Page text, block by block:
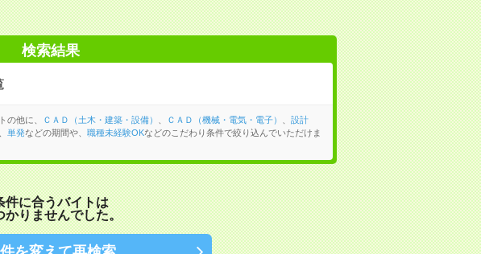
検索結果
の他に、 ＣＡＤ（土木・建築・設備） ＣＡＤ（機械・電気・電子）
設計
単発などの期間や、 職種未経験OKなどのこだわり条件で絞り込んでいただけま
件に合うバイトは
かりませんでした。